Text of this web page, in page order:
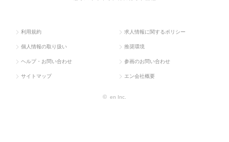
利用規約 求人情報に関するポリシー
個人情報の取り扱い 推奨環境
ヘルプ・お問い合わせ 参画のお問い合わせ
サイトマップ エン会社概要
© en Inc.